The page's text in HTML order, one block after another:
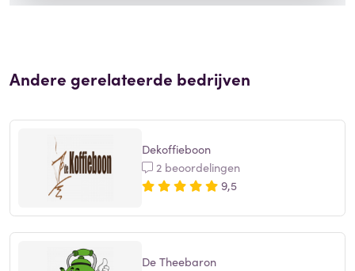
Andere gerelateerde bedrijven
Dekoffieboon
2 beoordelingen
9,5
De Theebaron